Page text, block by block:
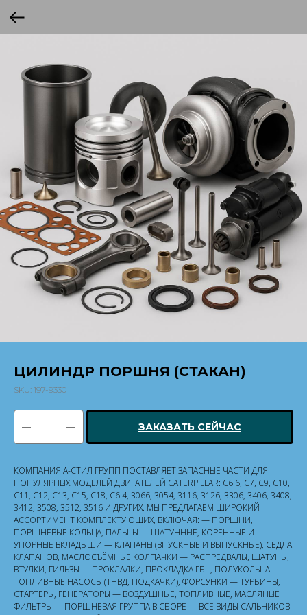
ЦИЛИНДР ПОРШНЯ (СТАКАН)
SKU: 197-9330
ЗАКАЗАТЬ СЕЙЧАС
КОМПАНИЯ А-СТИЛ ГРУПП ПОСТАВЛЯЕТ ЗАПАСНЫЕ ЧАСТИ ДЛЯ
ПОПУЛЯРНЫХ МОДЕЛЕЙ ДВИГАТЕЛЕЙ CATERPILLAR: C6.6, C7, C9, C10,
C11, C12, C13, C15, C18, C6.4, 3066, 3054, 3116, 3126, 3306, 3406, 3408,
3412, 3508, 3512, 3516 И ДРУГИХ. МЫ ПРЕДЛАГАЕМ ШИРОКИЙ
АССОРТИМЕНТ КОМПЛЕКТУЮЩИХ, ВКЛЮЧАЯ: — ПОРШНИ,
ПОРШНЕВЫЕ КОЛЬЦА, ПАЛЬЦЫ — ШАТУННЫЕ, КОРЕННЫЕ И
УПОРНЫЕ ВКЛАДЫШИ — КЛАПАНЫ (ВПУСКНЫЕ И ВЫПУСКНЫЕ), СЕДЛА
КЛАПАНОВ, МАСЛОСЪЁМНЫЕ КОЛПАЧКИ — РАСПРЕДВАЛЫ, ШАТУНЫ,
ВТУЛКИ, ГИЛЬЗЫ — ПРОКЛАДКИ, ПРОКЛАДКА ГБЦ, ПОЛУКОЛЬЦА —
ТОПЛИВНЫЕ НАСОСЫ (ТНВД, ПОДКАЧКИ), ФОРСУНКИ — ТУРБИНЫ,
СТАРТЕРЫ, ГЕНЕРАТОРЫ — ВОЗДУШНЫЕ, ТОПЛИВНЫЕ, МАСЛЯНЫЕ
ФИЛЬТРЫ — ПОРШНЕВАЯ ГРУППА В СБОРЕ — ВСЕ ВИДЫ САЛЬНИКОВ